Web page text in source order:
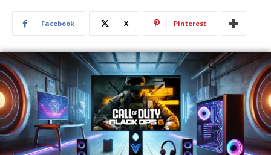
Facebook X Pinterest